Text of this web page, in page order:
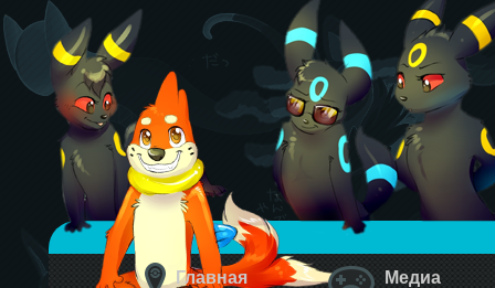
Главная Медиа